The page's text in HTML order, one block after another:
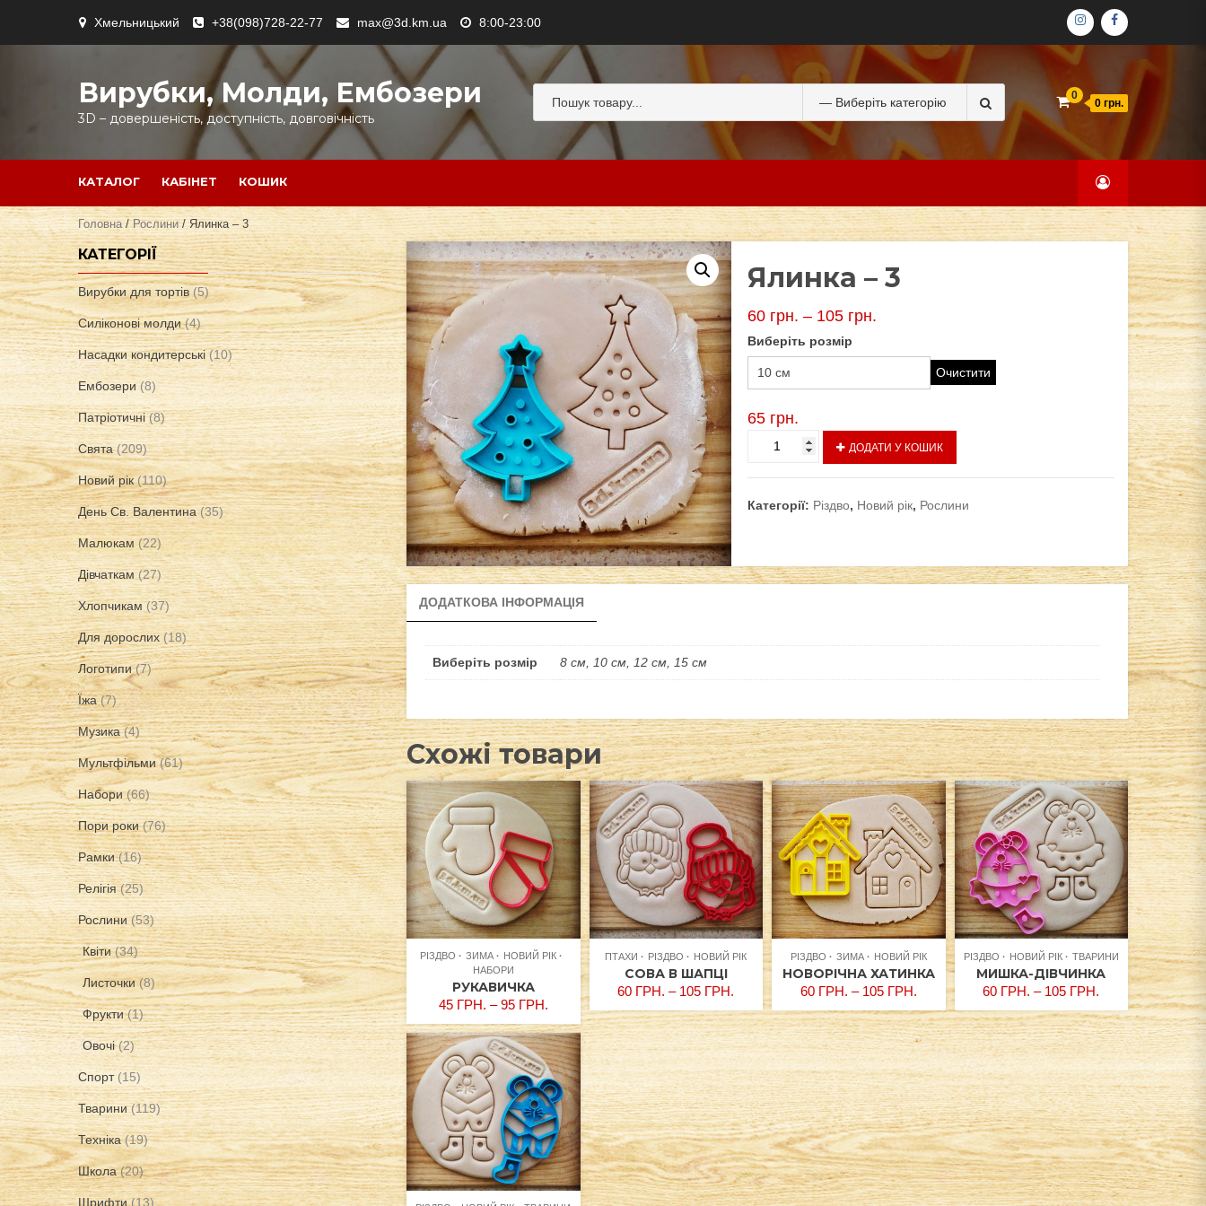
content
Хмельницький +38(098)728-22-77 max@3d.km.ua 8:00-23:00 ІНСТАГРАМ
ФЕЙСБУК
Вирубки, Молди, Ембозери
3D – довершеність, доступність, довговічність
for:
0
0 грн.
КАТАЛОГ КАБІНЕТ КОШИК
Головна/Рослини/ Ялинка – 3
Ялинка – 3
60 грн. – 105 грн.
Виберіть розмір
Очистити
65 грн.
3
ДОДАТИ У КОШИК
Категорії: Різдво, Новий рік, Рослини
ДОДАТКОВА ІНФОРМАЦІЯ
Виберіть розмір 8 см, 10 см, 12 см, 15 см
Схожі товари
РІЗДВО ЗИМА
НОВИЙ РІК
НАБОРИ
РУКАВИЧКА
45 ГРН. –95 ГРН.
ПТАХИ РІЗДВО НОВИЙ РІК
СОВА В ШАПЦІ
60 ГРН. – 105 ГРН.
РІЗДВО ЗИМА НОВИЙ РІК
НОВОРІЧНА ХАТИНКА
60 ГРН. – 105 ГРН.
РІЗДВО НОВИЙ РІК ТВАРИНИ
МИШКА-ДІВЧИНКА
60 ГРН. – 105 ГРН.
КАТЕГОРІЇ
Вирубки для тортів (5)
Силіконові молди (4)
Насадки кондитерські (10)
Ембозери (8)
Патріотичні (8)
Свята (209)
Новий рік (110)
День Св. Валентина (35)
Малюкам (22)
Дівчаткам (27)
Хлопчикам (37)
Для дорослих (18)
Логотипи (7)
Їжа (7)
Музика (4)
Мультфільми (61)
Набори (66)
Пори роки (76)
Рамки (16)
Релігія (25)
Рослини (53)
Квіти (34)
Листочки (8)
Фрукти (1)
Овочі (2)
Спорт (15)
Тварини (119)
Техніка (19)
Школа (20)
Шрифти (13)